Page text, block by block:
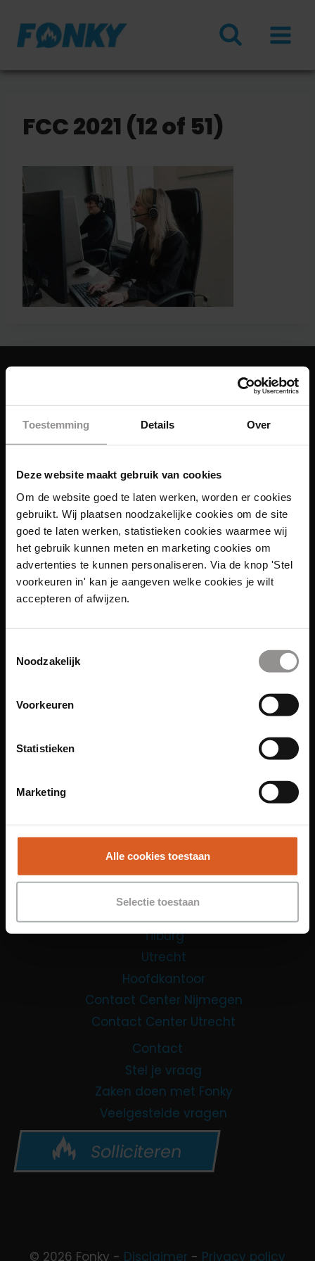
Toestemming Details Over
Deze website maakt gebruik van cookies
Om de website goed te laten werken, worden er cookies
gebruikt. Wij plaatsen noodzakelijke cookies om de site
goed te laten werken, statistieken cookies waarmee wij
het gebruik kunnen meten en marketing cookies om
advertenties te kunnen personaliseren. Via de knop 'Stel
voorkeuren in' kan je aangeven welke cookies je wilt
accepteren of afwijzen.
Noodzakelijk
Voorkeuren
Statistieken
Marketing
Alle cookies toestaan
Selectie toestaan
naar
inhoud
FCC 2021 (12 of 51)
Leiden
Maastricht
Tilburg
Utrecht
Hoofdkantoor
Contact Center Nijmegen
Contact Center Utrecht
Contact
Stel je vraag
Zaken doen met Fonky
Veelgestelde vragen
Solliciteren
© 2026 Fonky - Disclaimer - Privacy policy